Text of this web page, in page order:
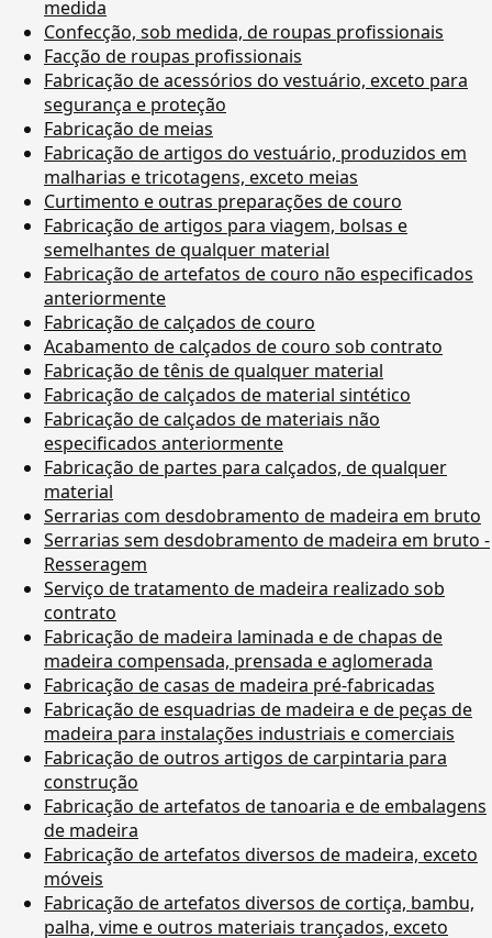
medida
Confecção, sob medida, de roupas profissionais
Facção de roupas profissionais
Fabricação de acessórios do vestuário, exceto para
segurança e proteção
Fabricação de meias
Fabricação de artigos do vestuário, produzidos em
malharias e tricotagens, exceto meias
Curtimento e outras preparações de couro
Fabricação de artigos para viagem, bolsas e
semelhantes de qualquer material
Fabricação de artefatos de couro não especificados
anteriormente
Fabricação de calçados de couro
Acabamento de calçados de couro sob contrato
Fabricação de tênis de qualquer material
Fabricação de calçados de material sintético
Fabricação de calçados de materiais não
especificados anteriormente
Fabricação de partes para calçados, de qualquer
material
Serrarias com desdobramento de madeira em bruto
Serrarias sem desdobramento de madeira em bruto -
Resseragem
Serviço de tratamento de madeira realizado sob
contrato
Fabricação de madeira laminada e de chapas de
madeira compensada, prensada e aglomerada
Fabricação de casas de madeira pré-fabricadas
Fabricação de esquadrias de madeira e de peças de
madeira para instalações industriais e comerciais
Fabricação de outros artigos de carpintaria para
construção
Fabricação de artefatos de tanoaria e de embalagens
de madeira
Fabricação de artefatos diversos de madeira, exceto
móveis
Fabricação de artefatos diversos de cortiça, bambu,
palha, vime e outros materiais trançados, exceto